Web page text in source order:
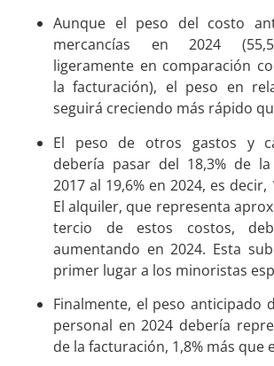
Aunque el peso del costo
mercancías en 2024
ligeramente en comparación
la facturación), el peso en
seguirá creciendo más rápido
El peso de otros gastos y
debería pasar del 18,3% de
2017 al 19,6% en 2024, es
El alquiler, que representa
tercio de estos costos,
aumentando en 2024. Esta
primer lugar a los minoristas
Finalmente, el peso anticipado
personal en 2024 debería
de la facturación, 1,8% más que